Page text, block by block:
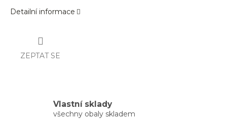
Detailní informace
ZEPTAT SE
Vlastní sklady
všechny obaly skladem